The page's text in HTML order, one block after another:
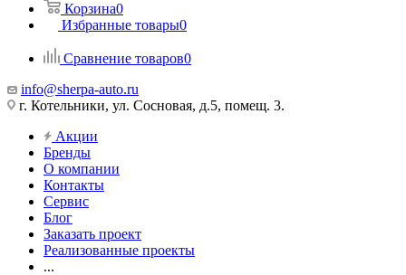
Корзина0
Избранные товары0
Сравнение товаров0
info@sherpa-auto.ru
г. Котельники, ул. Сосновая, д.5, помещ. 3.
Акции
Бренды
О компании
Контакты
Сервис
Блог
Заказать проект
Реализованные проекты
...